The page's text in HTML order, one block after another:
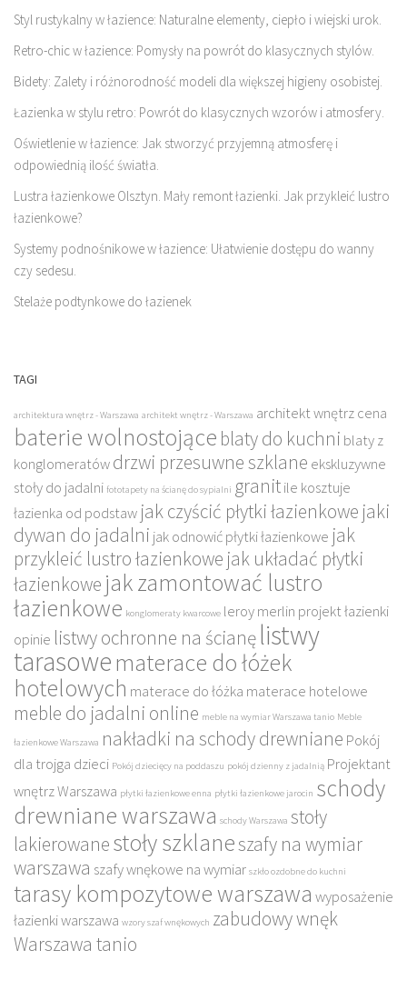
Styl rustykalny w łazience: Naturalne elementy, ciepło i wiejski urok.
Retro-chic w łazience: Pomysły na powrót do klasycznych stylów.
Bidety: Zalety i różnorodność modeli dla większej higieny osobistej.
Łazienka w stylu retro: Powrót do klasycznych wzorów i atmosfery.
Oświetlenie w łazience: Jak stworzyć przyjemną atmosferę i
odpowiednią ilość światła.
Lustra łazienkowe Olsztyn. Mały remont łazienki. Jak przykleić lustro
łazienkowe?
Systemy podnośnikowe w łazience: Ułatwienie dostępu do wanny
czy sedesu.
Stelaże podtynkowe do łazienek
TAGI
architektura wnętrz - Warszawa architekt wnętrz - Warszawa architekt wnętrz cena
baterie wolnostojące blaty do kuchni blaty z
konglomeratówdrzwi przesuwne szklane ekskluzywne
stoły do jadalni fototapety na ścianę do sypialni granitile kosztuje
łazienka od podstaw jak czyścić płytki łazienkowe jaki
dywan do jadalni jak odnowić płytki łazienkowe jak
przykleić lustro łazienkowe jak układać płytki
łazienkowe jak zamontować lustro
łazienkowe konglomeraty kwarcowe leroy merlin projekt łazienki
opinie listwy ochronne na ścianęlistwy
tarasowematerace do łóżek
hotelowych materace do łóżka materace hotelowe
meble do jadalni online meble na wymiar Warszawa tanio Meble
łazienkowe Warszawa nakładki na schody drewniane Pokój
dla trojga dzieci Pokój dziecięcy na poddaszu pokój dzienny z jadalnią Projektant
wnętrz Warszawa płytki łazienkowe enna płytki łazienkowe jarocin schody
drewniane warszawa schody Warszawa stoły
lakierowanestoły szklaneszafy na wymiar
warszawa szafy wnękowe na wymiar szkło ozdobne do kuchni
tarasy kompozytowe warszawa wyposażenie
łazienki warszawa wzory szaf wnękowych zabudowy wnęk
Warszawa tanio